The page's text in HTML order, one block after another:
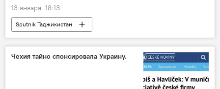
13 января, 18:13
Sputnik Таджикистан
Чехия тайно спонсировала Украину.